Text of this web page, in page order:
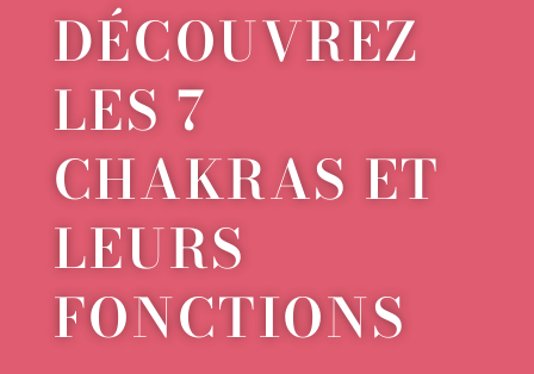
DÉCOUVREZ
LES 7
CHAKRAS ET
LEURS
FONCTIONS